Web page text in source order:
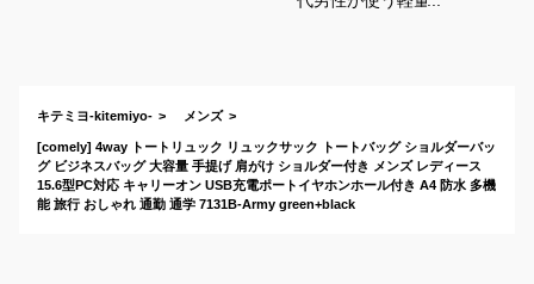
キテミヨ-kitemiyo- メンズ
[comely] 4way トートリュック リュックサック トートバッグ ショルダーバッ
グ ビジネスバッグ 大容量 手提げ 肩がけ ショルダー付き メンズ レディース
15.6型PC対応 キャリーオン USB充電ポートイヤホンホール付き A4 防水 多機
能 旅行 おしゃれ 通勤 通学 7131B-Army green+black